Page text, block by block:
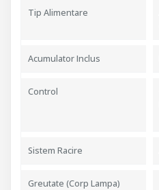
Tip Alimentare
Acumulator Inclus
Control
Sistem Racire
Greutate (Corp Lampa)